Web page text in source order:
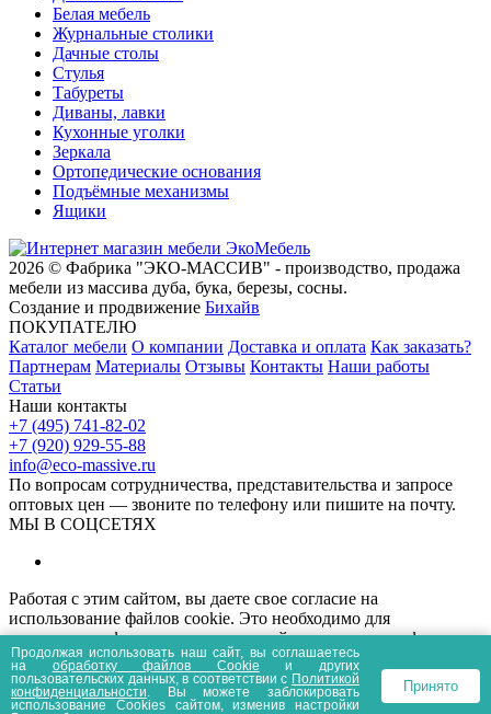
Белая мебель
Журнальные столики
Дачные столы
Стулья
Табуреты
Диваны, лавки
Кухонные уголки
Зеркала
Ортопедические основания
Подъёмные механизмы
Ящики
2026 © Фабрика "ЭКО-МАССИВ" - производство, продажа
мебели из массива дуба, бука, березы, сосны.
Создание и продвижение Бихайв
ПОКУПАТЕЛЮ
Каталог мебели О компании Доставка и оплата Как заказать?
Партнерам Материалы Отзывы Контакты Наши работы
Статьи
Наши контакты
+7 (495) 741-82-02
+7 (920) 929-55-88
info@eco-massive.ru
По вопросам сотрудничества, представи­тельства и запросе
оптовых цен — звоните по телефону или пишите на почту.
МЫ В СОЦСЕТЯХ
Работая с этим сайтом, вы даете свое согласие на
использование файлов cookie. Это необходимо для
нормального функционирования сайта и анализа трафика.
Информация, представленная на сайте носит
информационный характер и не является публичной офертой.
Политика конфиденциальности
Пользовательское соглашение
Продолжая использовать наш сайт, вы соглашаетесь
на обработку файлов Сookie и других
пользовательских данных, в соответствии с Политикой
конфиденциальности . Вы можете заблокировать
использование Cookies сайтом, изменив настройки
Принято